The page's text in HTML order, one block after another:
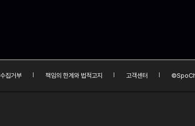
집거부 책임의 한계와 법적고지 고객센터